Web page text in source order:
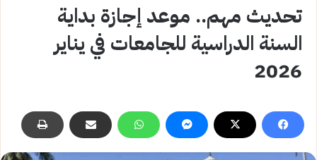
تحديث مهم.. موعد إجازة بداية
السنة الدراسية للجامعات في يناير
2026